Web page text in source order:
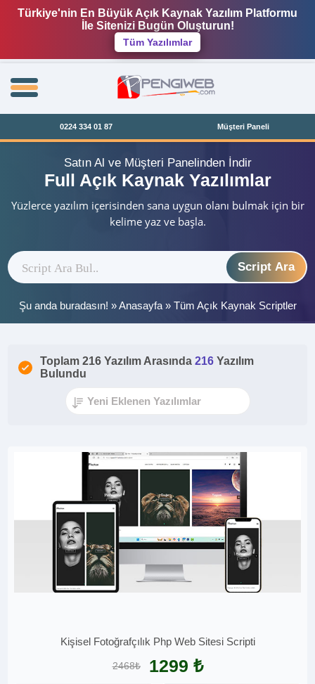
Türkiye'nin En Büyük Açık Kaynak Yazılım Platformu
İle Sitenizi Bugün Oluşturun!
Tüm Yazılımlar
0224 334 01 87 Müşteri Paneli
Satın Al ve Müşteri Panelinden İndir
Full Açık Kaynak Yazılımlar
Yüzlerce yazılım içerisinden sana uygun olanı bulmak için bir
kelime yaz ve başla.
Script Ara
Şu anda buradasın! »Anasayfa» Tüm Açık Kaynak Scriptler
Toplam 216 Yazılım Arasında216Yazılım
Bulundu
Kişisel Fotoğrafçılık Php Web Sitesi Scripti
2468₺ 1299 ₺